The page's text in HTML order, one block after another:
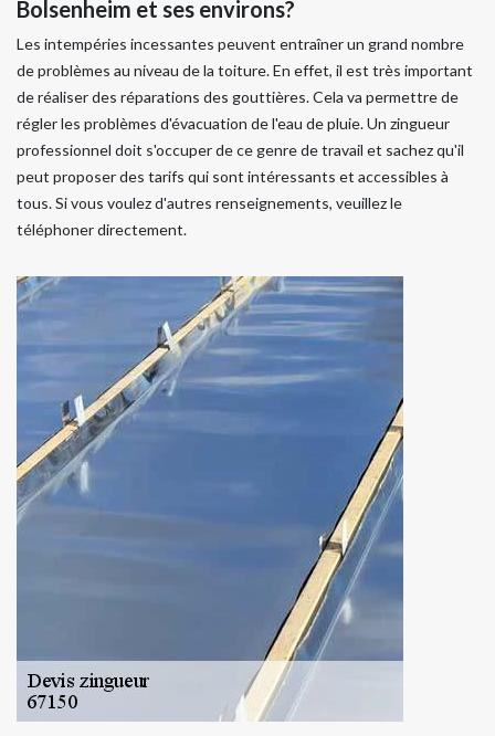
Bolsenheim et ses environs?
Les intempéries incessantes peuvent entraîner un grand nombre
de problèmes au niveau de la toiture. En effet, il est très important
de réaliser des réparations des gouttières. Cela va permettre de
régler les problèmes d'évacuation de l'eau de pluie. Un zingueur
professionnel doit s'occuper de ce genre de travail et sachez qu'il
peut proposer des tarifs qui sont intéressants et accessibles à
tous. Si vous voulez d'autres renseignements, veuillez le
téléphoner directement.